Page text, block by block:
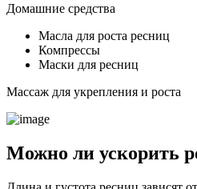
Домашние средства
Масла для роста ресниц
Компрессы
Маски для ресниц
Массаж для укрепления и роста
Можно ли ускорить